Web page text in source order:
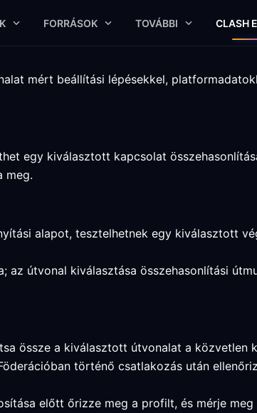
FORRÁSOK TOVÁBBI CLASH
mért beállítási lépésekkel,
egy kiválasztott kapcsolat
meg.
alapot, tesztelhetnek egy kiválasztott
az útvonal kiválasztása összehasonlítási
össze a kiválasztott útvonalat a közvetlen
történő csatlakozás után
előtt őrizze meg a profilt, és mérje